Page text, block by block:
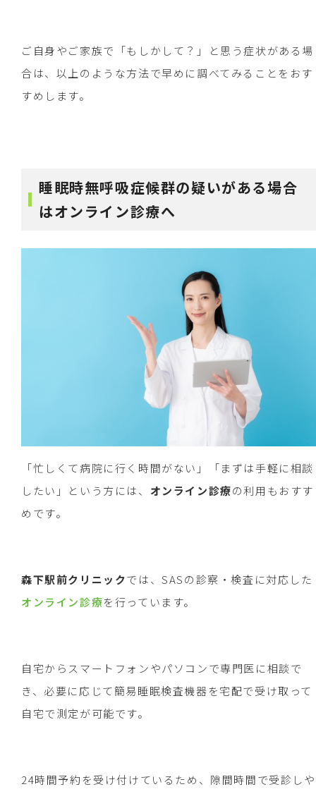
ご自身やご家族で「もしかして？」と思う症状がある場
合は、以上のような方法で早めに調べてみることをおす
すめします。
睡眠時無呼吸症候群の疑いがある場合
はオンライン診療へ
「忙しくて病院に行く時間がない」「まずは手軽に相談
したい」という方には、 オンライン診療の利用もおすす
めです。
森下駅前クリニックでは、SASの診察・検査に対応した
オンライン診療を行っています。
自宅からスマートフォンやパソコンで専門医に相談で
き、必要に応じて簡易睡眠検査機器を宅配で受け取って
自宅で測定が可能です。
24時間予約を受け付けているため、隙間時間で受診しや